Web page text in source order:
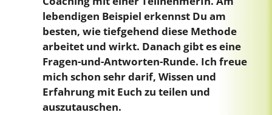
lebendigen Beispiel erkennst Du am
besten, wie tiefgehend diese Methode
arbeitet und wirkt. Danach gibt es eine
Fragen-und-Antworten-Runde. Ich freue
mich schon sehr darif, Wissen und
Erfahrung mit Euch zu teilen und
auszutauschen.